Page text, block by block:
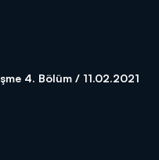
4. Bölüm / 11.02.2021